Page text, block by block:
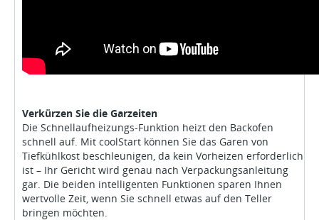
Verkürzen Sie die Garzeiten
Die Schnellaufheizungs-Funktion heizt den Backofen
schnell auf. Mit coolStart können Sie das Garen von
Tiefkühlkost beschleunigen, da kein Vorheizen erforderlich
ist – Ihr Gericht wird genau nach Verpackungsanleitung
gar. Die beiden intelligenten Funktionen sparen Ihnen
wertvolle Zeit, wenn Sie schnell etwas auf den Teller
bringen möchten.